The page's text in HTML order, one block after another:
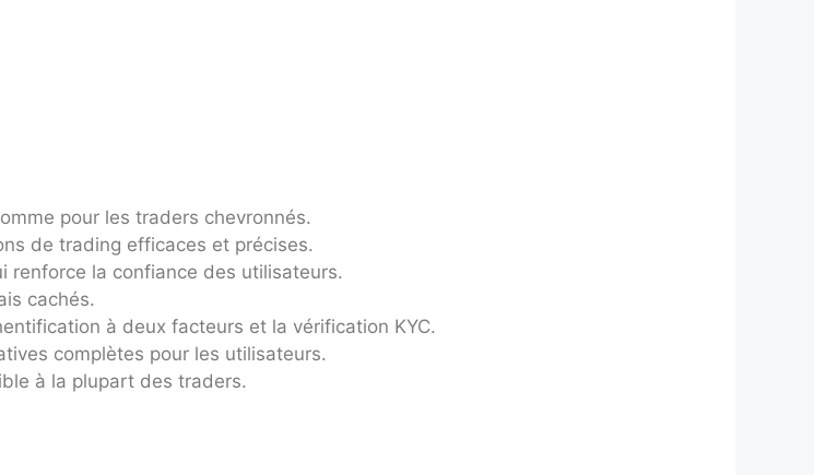
pour les traders chevronnés.
de trading efficaces et précises.
renforce la confiance des utilisateurs.
cachés.
à deux facteurs et la vérification KYC.
complètes pour les utilisateurs.
à la plupart des traders.